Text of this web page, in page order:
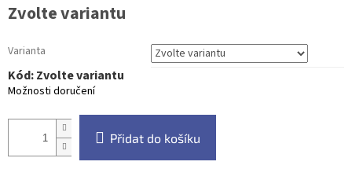
cena:
Zvolte variantu
Varianta
Kód:Zvolte variantu
Možnosti doručení
Přidat do košíku